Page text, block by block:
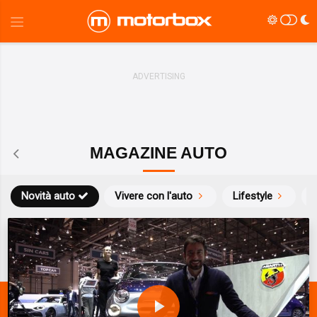
MAGAZINE AUTO
Novità auto Vivere con l'auto Lifestyle